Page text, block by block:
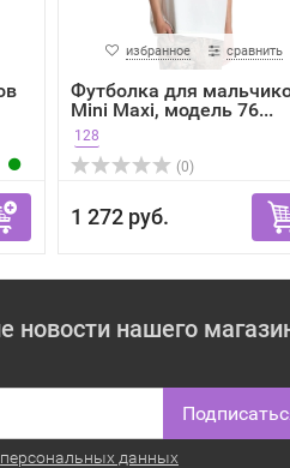
избранное сравнить
Футболка для
Mini Maxi, модель 76...
128
(0)
1 272 руб.
новости нашего
персональных данных